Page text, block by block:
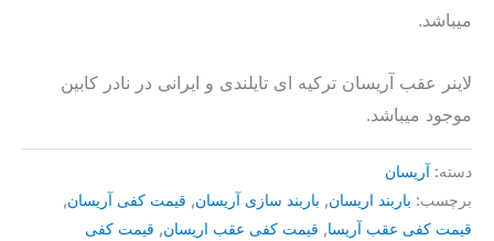
میباشد.
لاینر عقب آریسان ترکیه ای تایلندی و ایرانی در نادر کابین
موجود میباشد.
دسته: آریسان
برچسب: باربند اریسان, باربند سازی آریسان, قیمت کفی آریسان,
قیمت کفی عقب آریسا, قیمت کفی عقب اریسان, قیمت کفی